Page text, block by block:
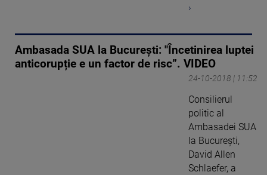
›
Ambasada SUA la București: "Încetinirea luptei
anticorupție e un factor de risc”. VIDEO
24-10-2018 | 11:52
Consilierul
politic al
Ambasadei SUA
la București,
David Allen
Schlaefer, a